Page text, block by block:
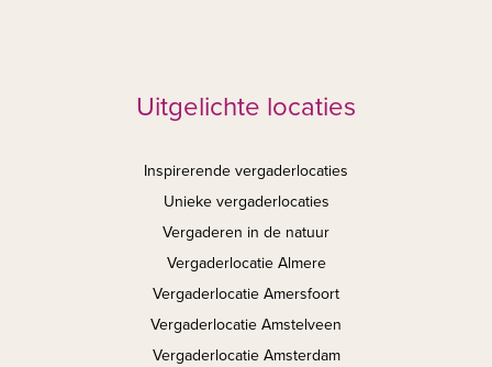
Uitgelichte locaties
Inspirerende vergaderlocaties
Unieke vergaderlocaties
Vergaderen in de natuur
Vergaderlocatie Almere
Vergaderlocatie Amersfoort
Vergaderlocatie Amstelveen
Vergaderlocatie Amsterdam